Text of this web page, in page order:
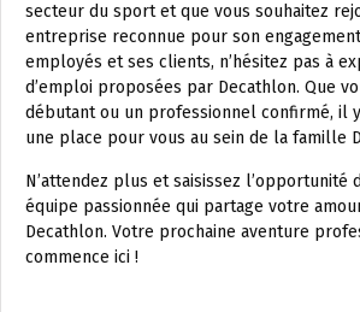
secteur du sport et que vous souhaitez
entreprise reconnue pour son
employés et ses clients, n’hésitez pas à
d’emploi proposées par Decathlon. Que
débutant ou un professionnel confirmé, il
une place pour vous au sein de la famille
N’attendez plus et saisissez l’opportunité
équipe passionnée qui partage votre
Decathlon. Votre prochaine aventure
commence ici !